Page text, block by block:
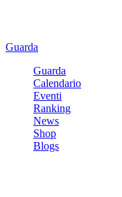
Guarda
Guarda
Calendario
Eventi
Ranking
News
Shop
Blogs